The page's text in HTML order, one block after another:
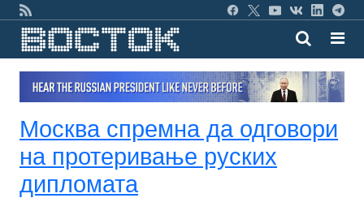
Москва спремна да одговори
на протеривање руских
дипломата